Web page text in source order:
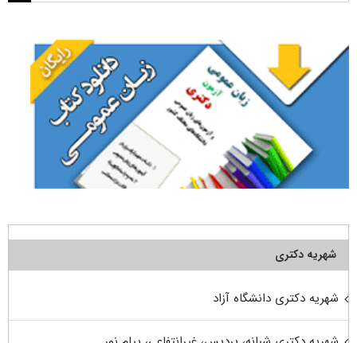
شهریه دکتری
شهریه دکتری دانشگاه آزاد